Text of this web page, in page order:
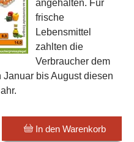
angehalten. Für
frische
Lebensmittel
zahlten die
Verbraucher dem
bis August diesen
In den Warenkorb